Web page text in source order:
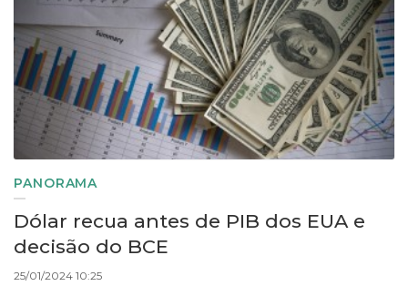
PANORAMA
Dólar recua antes de PIB dos EUA e
decisão do BCE
25/01/2024 10:25